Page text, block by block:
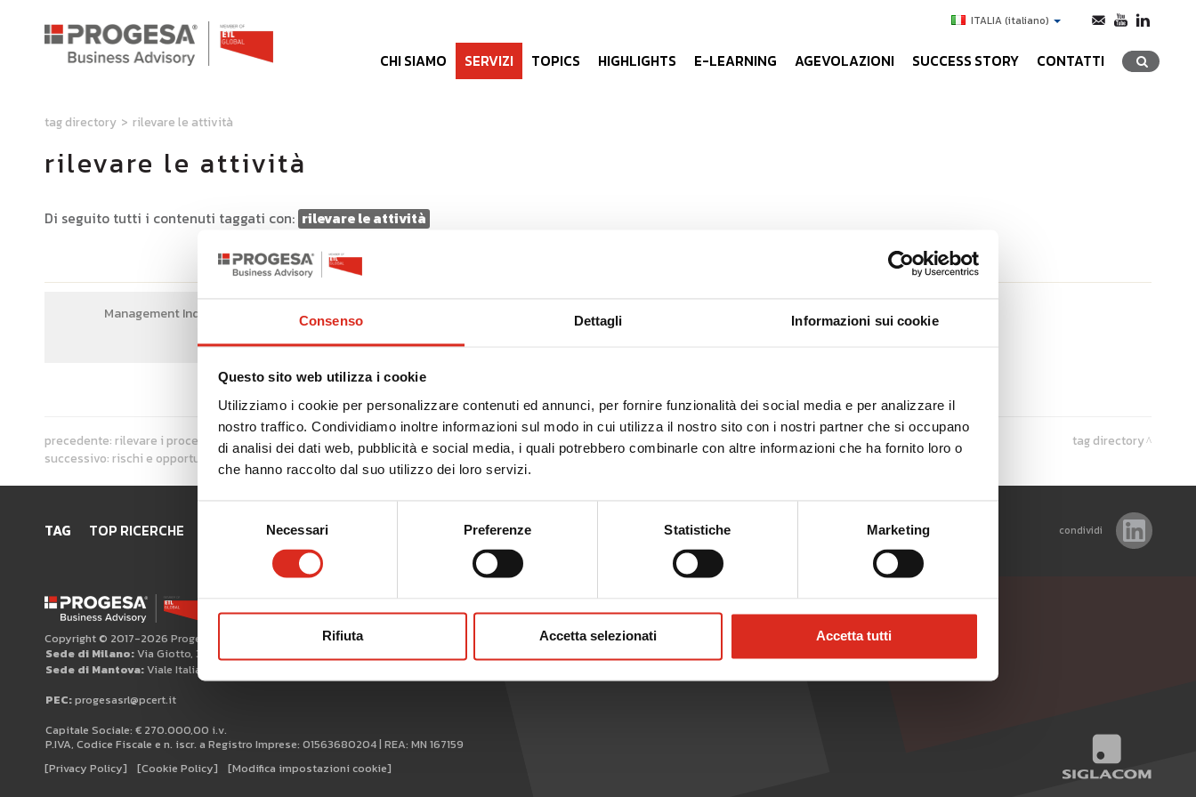
Consenso Dettagli Informazioni sui cookie
Questo sito web utilizza i cookie
Utilizziamo i cookie per personalizzare contenuti ed annunci, per fornire funzionalità dei social media e per analizzare il
nostro traffico. Condividiamo inoltre informazioni sul modo in cui utilizza il nostro sito con i nostri partner che si occupano
di analisi dei dati web, pubblicità e social media, i quali potrebbero combinarle con altre informazioni che ha fornito loro o
che hanno raccolto dal suo utilizzo dei loro servizi.
Necessari Preferenze Statistiche Marketing
Rifiuta Accetta selezionati Accetta tutti
ITALIA(italiano)
CHI SIAMO SERVIZI TOPICS HIGHLIGHTS E-LEARNING AGEVOLAZIONI SUCCESS STORY CONTATTI
tag directory > rilevare le attività
rilevare le attività
Di seguito tutti i contenuti taggati con: rilevare le attività
SOSTENIBILITÀ, INNOVAZIONE E COMPLIANCE: RILEVARE LE ATTIVITÀ
Management Industriale
precedente: rilevare i processi esistenti
successivo: rischi e opportunità delle operazioni di finanza agevolata
tag directory
TAG TOP RICERCHE AREA RISERVATA WHISTLEBLOWING condividi
Copyright © 2017-2026 Progesa Spa
Sede di Milano:Via Giotto, 3 20145 Milano
Sede di Mantova:Viale Italia, 21 46100 Mantova Tel +39 0376 384898
PEC:progesasrl@pcert.it
Capitale Sociale: € 270.000,00 i.v.
P.IVA, Codice Fiscale e n. iscr. a Registro Imprese: 01563680204 | REA: MN 167159
[Privacy Policy]
[Cookie Policy] [Modifica impostazioni cookie]